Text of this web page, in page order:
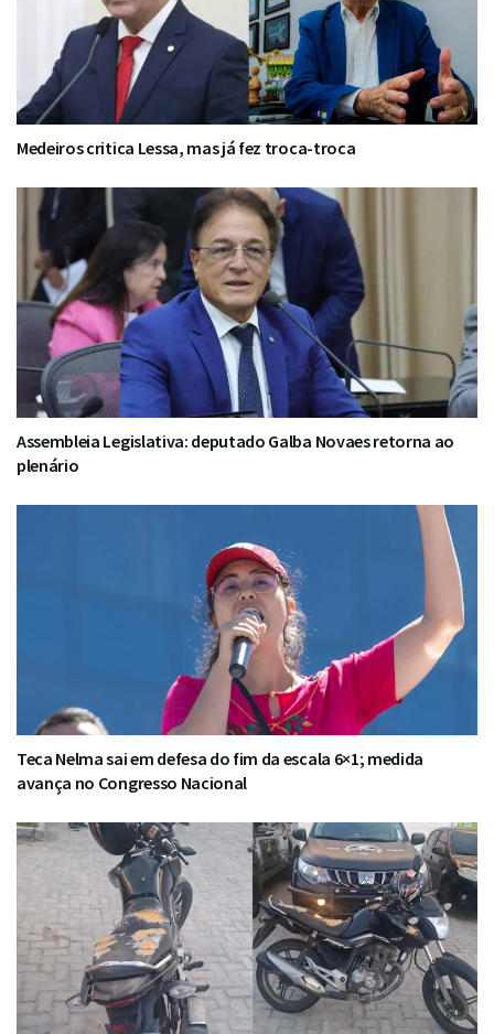
Medeiros critica Lessa, mas já fez troca-troca
Assembleia Legislativa: deputado Galba Novaes retorna ao
plenário
Teca Nelma sai em defesa do fim da escala 6×1; medida
avança no Congresso Nacional